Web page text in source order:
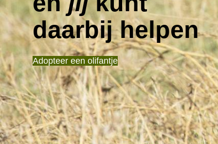
daarbij helpen
Adopteer een olifantje